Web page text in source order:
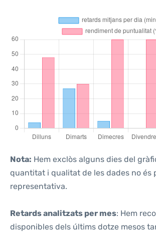
Nota: Hem exclòs alguns dies del
quantitat i qualitat de les dades no és
representativa.
Retards analitzats per mes: Hem
disponibles dels últims dotze mesos